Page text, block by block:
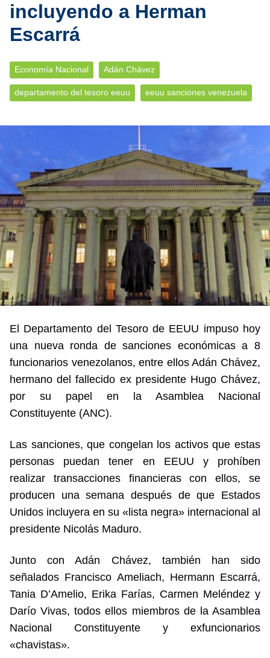
incluyendo a Herman
Escarrá
Economía Nacional Adán Chávez
departamento del tesoro eeuu eeuu sanciones venezuela
El Departamento del Tesoro de EEUU impuso hoy
una nueva ronda de sanciones económicas a 8
funcionarios venezolanos, entre ellos Adán Chávez,
hermano del fallecido ex presidente Hugo Chávez,
por su papel en la Asamblea Nacional
Constituyente (ANC).
Las sanciones, que congelan los activos que estas
personas puedan tener en EEUU y prohíben
realizar transacciones financieras con ellos, se
producen una semana después de que Estados
Unidos incluyera en su «lista negra» internacional al
presidente Nicolás Maduro.
Junto con Adán Chávez, también han sido
señalados Francisco Ameliach, Hermann Escarrá,
Tania D’Amelio, Erika Farías, Carmen Meléndez y
Darío Vivas, todos ellos miembros de la Asamblea
Nacional Constituyente y exfuncionarios
«chavistas».